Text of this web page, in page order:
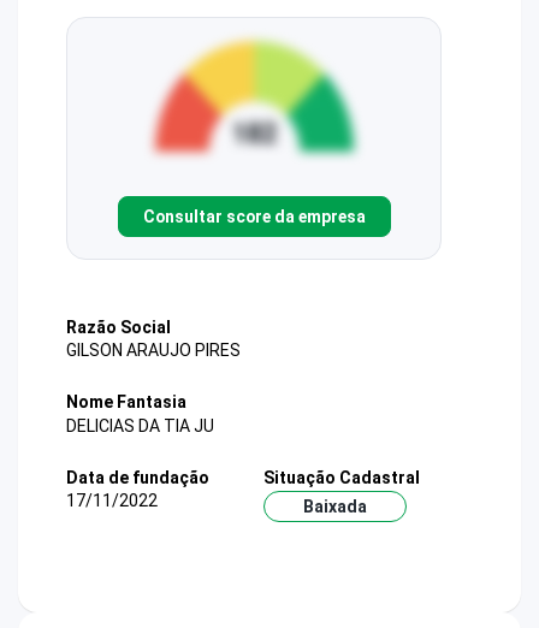
Consultar score da empresa
Razão Social
GILSON ARAUJO PIRES
Nome Fantasia
DELICIAS DA TIA JU
Data de fundação
17/11/2022
Situação Cadastral
Baixada